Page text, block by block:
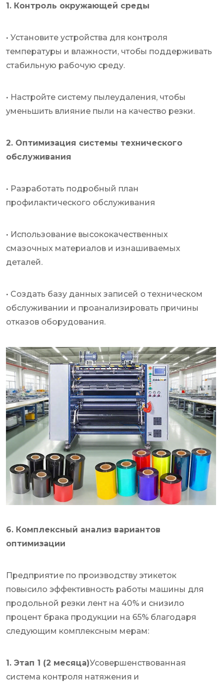
1. Контроль окружающей среды
• Установите устройства для контроля
температуры и влажности, чтобы поддерживать
стабильную рабочую среду.
• Настройте систему пылеудаления, чтобы
уменьшить влияние пыли на качество резки.
2. Оптимизация системы технического
обслуживания
• Разработать подробный план
профилактического обслуживания
• Использование высококачественных
смазочных материалов и изнашиваемых
деталей.
• Создать базу данных записей о техническом
обслуживании и проанализировать причины
отказов оборудования.
6. Комплексный анализ вариантов
оптимизации
Предприятие по производству этикеток
повысило эффективность работы машины для
продольной резки лент на 40% и снизило
процент брака продукции на 65% благодаря
следующим комплексным мерам:
1. Этап 1 (2 месяца)Усовершенствованная
система контроля натяжения и